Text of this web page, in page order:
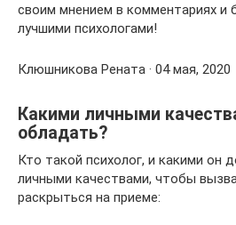
своим мнением в комментариях и
лучшими психологами!
Клюшникова Рената · 04 мая, 2020
Какими личными
обладать?
Кто такой психолог, и какими он
личными качествами, чтобы
раскрыться на приеме: